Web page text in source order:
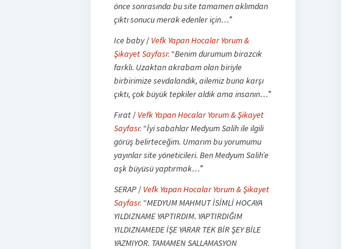
önce sonrasında bu site tamamen aklımdan
çıktı sonucu merak edenler için…”
Ice baby/ Vefk Yapan Hocalar Yorum &
Şikayet Sayfası: “Benim durumum birazcık
farklı. Uzaktan akrabam olan biriyle
birbirimize sevdalandık, ailemiz buna karşı
çıktı, çok büyük tepkiler aldık ama insanın…”
Fırat/ Vefk Yapan Hocalar Yorum & Şikayet
Sayfası: “İyi sabahlar Medyum Salih ile ilgili
görüş belirteceğim. Umarım bu yorumumu
yayınlar site yöneticileri. Ben Medyum Salih’e
aşk büyüsü yaptırmak…”
SERAP/ Vefk Yapan Hocalar Yorum & Şikayet
Sayfası: “MEDYUM MAHMUT İSİMLİ HOCAYA
YILDIZNAME YAPTIRDIM. YAPTIRDIĞIM
YILDIZNAMEDE İŞE YARAR TEK BİR ŞEY BİLE
YAZMIYOR. TAMAMEN SALLAMASYON